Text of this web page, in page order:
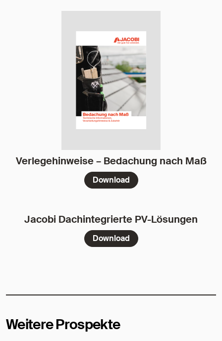
Verlegehinweise – Bedachung nach Maß
Download
Jacobi Dachintegrierte PV-Lösungen
Download
Weitere Prospekte